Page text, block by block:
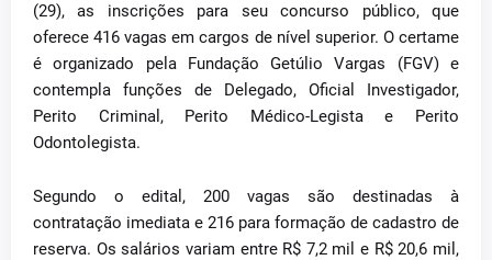
(29), as inscrições para seu concurso público, que
oferece 416 vagas em cargos de nível superior. O certame
é organizado pela Fundação Getúlio Vargas (FGV) e
contempla funções de Delegado, Oficial Investigador,
Perito Criminal, Perito Médico-Legista e Perito
Odontolegista.
Segundo o edital, 200 vagas são destinadas à
contratação imediata e 216 para formação de cadastro de
reserva. Os salários variam entre R$ 7,2 mil e R$ 20,6 mil,